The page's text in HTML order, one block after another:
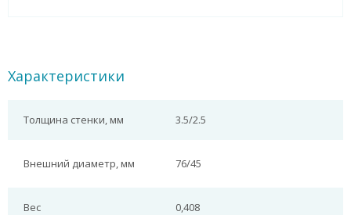
Характеристики
Толщина стенки, мм 3.5/2.5
Внешний диаметр, мм 76/45
Вес 0,408